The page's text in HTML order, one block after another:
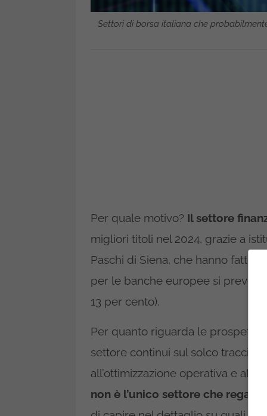
Settori di borsa italiana che
Per quale motivo? Il settore
migliori titoli nel 2024, grazie a
Paschi di Siena, che hanno fatto
per le banche europee si
13 per cento).
Per quanto riguarda le
settore continui sul solco
all’ottimizzazione operativa e al
non è l’unico settore che